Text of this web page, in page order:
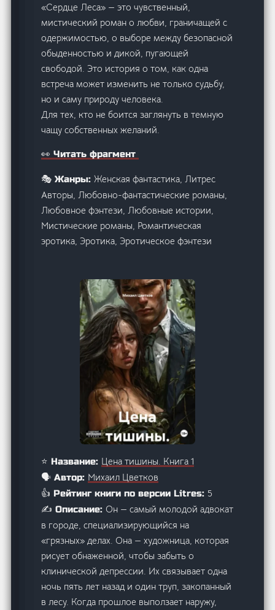
«Сердце Леса» — это чувственный,
мистический роман о любви, граничащей с
одержимостью, о выборе между безопасной
обыденностью и дикой, пугающей
свободой. Это история о том, как одна
встреча может изменить не только судьбу,
но и саму природу человека.
Для тех, кто не боится заглянуть в темную
чащу собственных желаний.
👀 Читать фрагмент
🎭 Жанры:Женская фантастика, Литрес
Авторы, Любовно-фантастические романы,
Любовное фэнтези, Любовные истории,
Мистические романы, Романтическая
эротика, Эротика, Эротическое фэнтези
⭐ Название: Цена тишины. Книга 1
🗣️ Автор: Михаил Цветков
👍 Рейтинг книги по версии Litres: 5
✍️ Описание:Он — самый молодой адвокат
в городе, специализирующийся на
«грязных» делах. Она — художница, которая
рисует обнаженной, чтобы забыть о
клинической депрессии. Их связывает одна
ночь пять лет назад и один труп, закопанный
в лесу. Когда прошлое выползает наружу,